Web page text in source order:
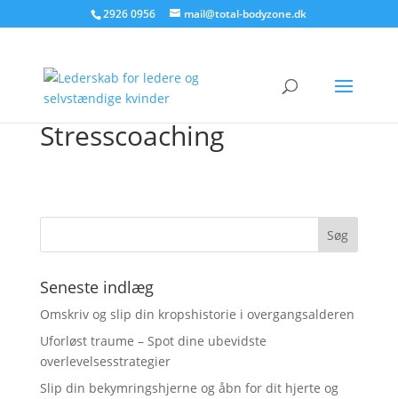
2926 0956 mail@total-bodyzone.dk
Stresscoaching
Seneste indlæg
Omskriv og slip din kropshistorie i overgangsalderen
Uforløst traume – Spot dine ubevidste
overlevelsesstrategier
Slip din bekymringshjerne og åbn for dit hjerte og